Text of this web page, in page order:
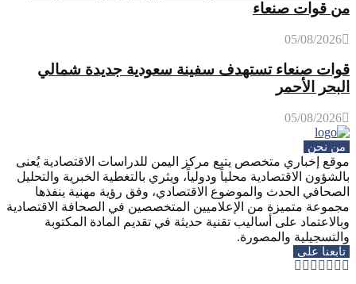
من قوات صنعاء
05/08/2026
قوات صنعاء تستهدف سفينة سعودية جديدة شمالي
البحر الأحمر
05/08/2026
من نحن
موقع إخباري متخصص يتبع مركز اليمن للدراسات الاقتصادية يُعنى
بالشؤون الاقتصادية محلياً ودولياً، ويثري بالتغطية الخبرية والتحليل
الصحافي الحدث والموضوع الاقتصادي، وفق رؤية مهنية ينفذها
مجموعة متميزة من الإعلاميين المتخصصين في الصحافة الاقتصادية
وبالاعتماد على أساليب تقنية حديثة في تقديم المادة المكتوبة
والتسجيلية والمصورة.
تابعنا على
Facebook
Twitter
Instagram
Youtube
Rss
Telegram
Whatsapp